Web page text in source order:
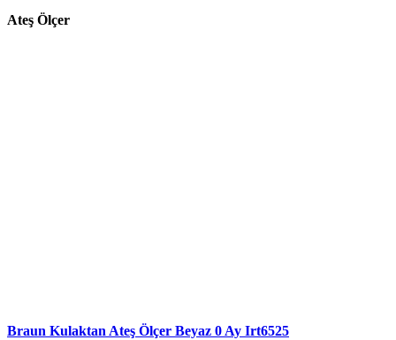
Ateş Ölçer
Braun Kulaktan Ateş Ölçer Beyaz 0 Ay Irt6525